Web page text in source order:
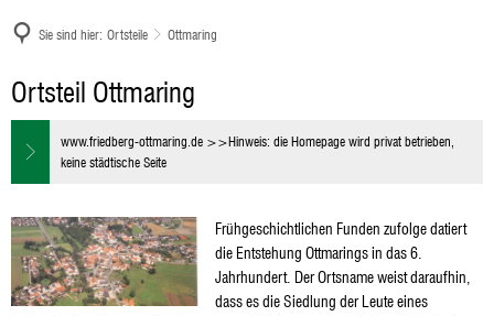
Sie sind hier: Ortsteile Ottmaring
Ottmaring
Ortsteil Ottmaring
www.friedberg-ottmaring.de >>Hinweis: die Homepage wird privat betrieben,
keine städtische Seite
Frühgeschichtlichen Funden zufolge datiert
die Entstehung Ottmarings in das 6.
Jahrhundert. Der Ortsname weist daraufhin,
dass es die Siedlung der Leute eines